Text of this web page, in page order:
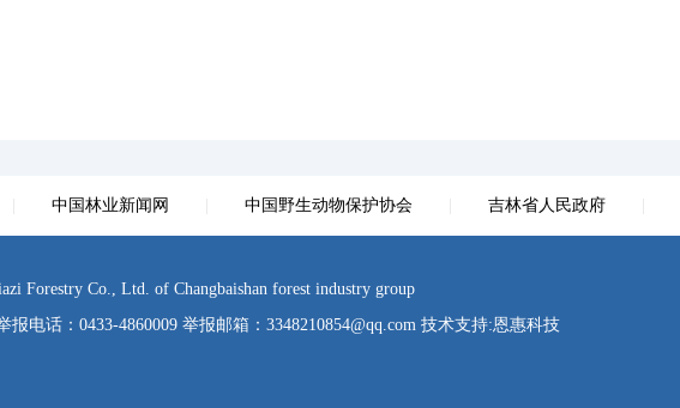
中国林业新闻网 中国野生动物保护协会 吉林省人民政府
Forestry Co., Ltd. of Changbaishan forest industry group
电话：0433-4860009 举报邮箱：3348210854@qq.com 技术支持:恩惠科技